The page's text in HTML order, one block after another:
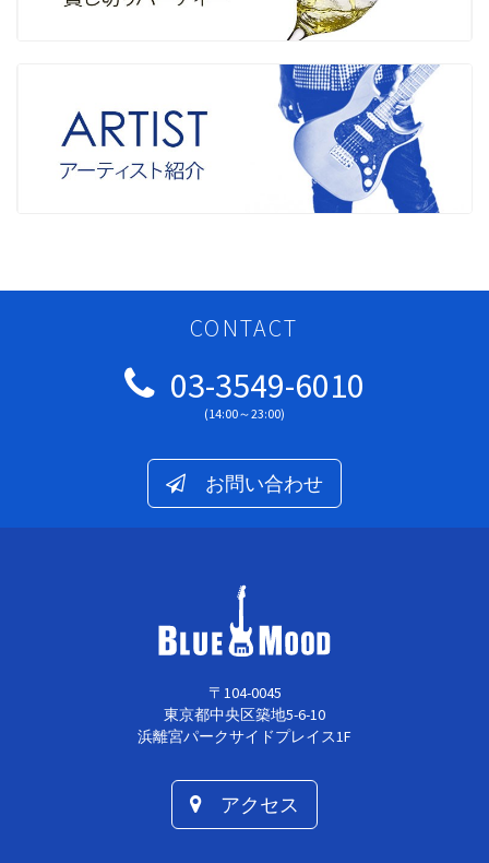
CONTACT
03-3549-6010
(14:00～23:00)
お問い合わせ
〒104-0045
東京都中央区築地5-6-10
浜離宮パークサイドプレイス1F
アクセス